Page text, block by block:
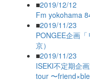
■2019/12/12
Fm yokohama
■2019/11/23
PONGEE企画
京）
■2019/11/23
ISEKI不定期企
tour 〜